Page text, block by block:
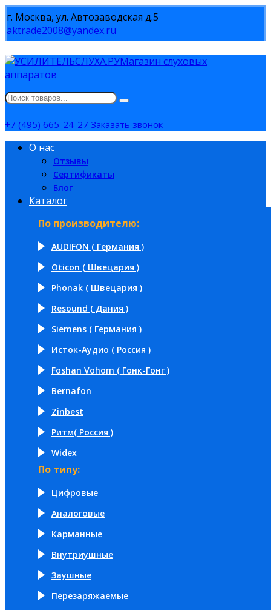
г. Москва, ул. Автозаводская д.5
aktrade2008@yandex.ru
Магазин слуховых
аппаратов
+7 (495) 665-24-27 Заказать звонок
О нас
Отзывы
Сертификаты
Блог
Каталог
По производителю:
AUDIFON ( Германия )
Oticon ( Швецария )
Phonak ( Швецария )
Resound ( Дания )
Siemens ( Германия )
Исток-Аудио ( Россия )
Foshan Vohom ( Гонк-Гонг )
Bernafon
Zinbest
Ритм( Россия )
Widex
По типу:
Цифровые
Аналоговые
Карманные
Внутриушные
Заушные
Перезаряжаемые